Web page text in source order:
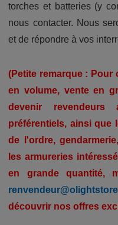
torches et batteries (y
nous contacter. Nous
et de répondre à vos
(Petite remarque : Pour
en volume, vente en
devenir
préférentiels, ainsi que
de l'ordre,
les armureries
en grande quantité,
découvrir nos offres